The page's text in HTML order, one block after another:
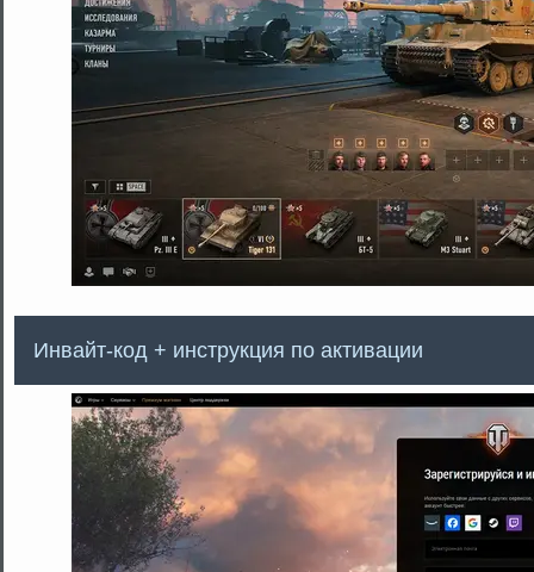
Инвайт-код + инструкция по активации